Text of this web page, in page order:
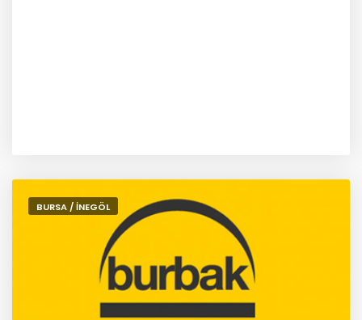
BURSA / İNEGÖL